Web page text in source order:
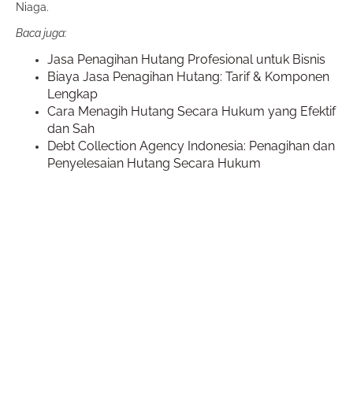
Niaga.
Baca juga:
Jasa Penagihan Hutang Profesional untuk Bisnis
Biaya Jasa Penagihan Hutang: Tarif & Komponen
Lengkap
Cara Menagih Hutang Secara Hukum yang Efektif
dan Sah
Debt Collection Agency Indonesia: Penagihan dan
Penyelesaian Hutang Secara Hukum